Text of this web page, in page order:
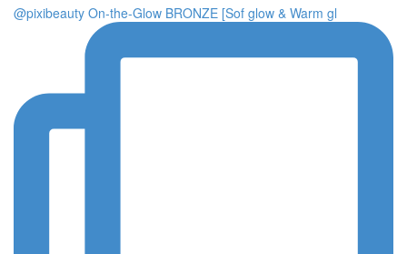
@pixibeauty On-the-Glow BRONZE [Sof glow & Warm gl